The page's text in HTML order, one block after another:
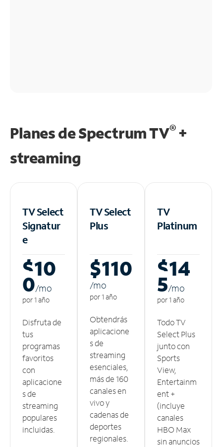
Planes de Spectrum TV®+
streaming
TV Select
Signatur
e
$10
0/mo
por 1 año
Disfruta de
tus
programas
favoritos
con
aplicacione
s de
streaming
populares
incluidas.
TV Select
Plus
$110
/mo
por 1 año
Obtendrás
aplicacione
s de
streaming
esenciales,
más de 160
canales en
vivo y
cadenas de
deportes
regionales.
TV
Platinum
$14
5/mo
por 1 año
Todo TV
Select Plus
junto con
Sports
View,
Entertainm
ent +
(incluye
canales
HBO Max
sin anuncios